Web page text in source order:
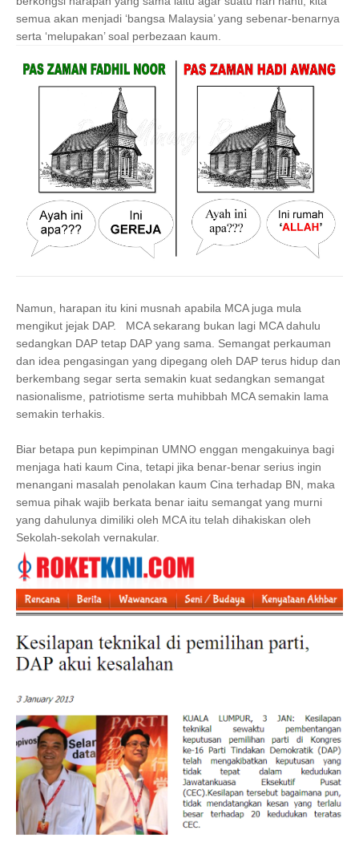
semua akan menjadi ‘bangsa Malaysia’ yang sebenar-benarnya
serta ‘melupakan’ soal perbezaan kaum.
Namun, harapan itu kini musnah apabila MCA juga mula
mengikut jejak DAP. MCA sekarang bukan lagi MCA dahulu
sedangkan DAP tetap DAP yang sama. Semangat perkauman
dan idea pengasingan yang dipegang oleh DAP terus hidup dan
berkembang segar serta semakin kuat sedangkan semangat
nasionalisme, patriotisme serta muhibbah MCA semakin lama
semakin terhakis.
Biar betapa pun kepimpinan UMNO enggan mengakuinya bagi
menjaga hati kaum Cina, tetapi jika benar-benar serius ingin
menangani masalah penolakan kaum Cina terhadap BN, maka
semua pihak wajib berkata benar iaitu semangat yang murni
yang dahulunya dimiliki oleh MCA itu telah dihakiskan oleh
Sekolah-sekolah vernakular.